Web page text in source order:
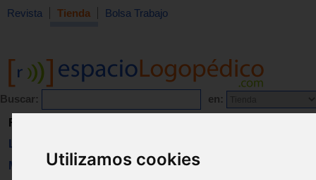
Utilizamos cookies
Revista Tienda Bolsa Trabajo
Buscar: en:
Revista
Libros
Material